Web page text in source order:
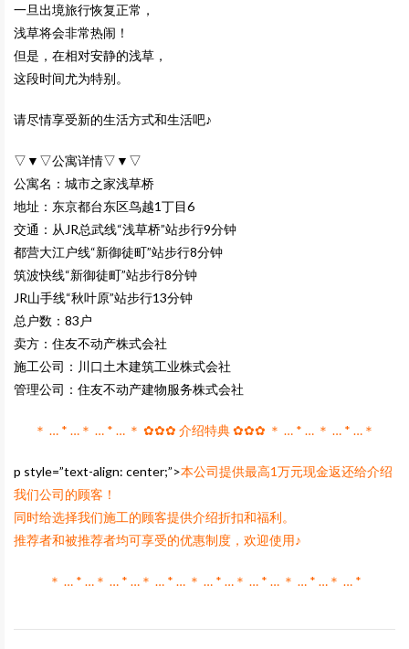
一旦出境旅行恢复正常，
浅草将会非常热闹！
但是，在相对安静的浅草，
这段时间尤为特别。
请尽情享受新的生活方式和生活吧♪
▽▼▽公寓详情▽▼▽
公寓名：城市之家浅草桥
地址：东京都台东区鸟越1丁目6
交通：从JR总武线“浅草桥”站步行9分钟
都营大江户线“新御徒町”站步行8分钟
筑波快线“新御徒町”站步行8分钟
JR山手线“秋叶原”站步行13分钟
总户数：83户
卖方：住友不动产株式会社
施工公司：川口土木建筑工业株式会社
管理公司：住友不动产建物服务株式会社
＊ … * …＊ … * … ＊ ✿✿✿ 介绍特典 ✿✿✿ ＊ … * … ＊ … * …＊
p style=”text-align: center;”>本公司提供最高1万元现金返还给介绍
我们公司的顾客！
同时给选择我们施工的顾客提供介绍折扣和福利。
推荐者和被推荐者均可享受的优惠制度，欢迎使用♪
＊ … * …＊ … * …＊ … * … ＊ … * …＊ … * … ＊ … * …＊ … *